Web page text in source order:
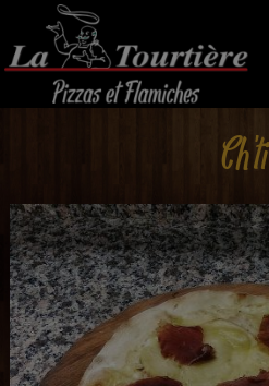
Ch'ti